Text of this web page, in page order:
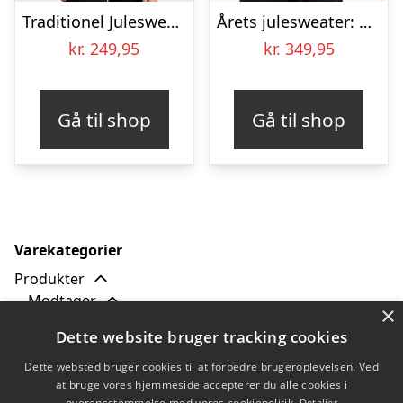
Traditionel Julesweater Grøn – dame / kvinder
kr. 249,95
Gå til shop
Årets julesweater: Sexy And I Glow It Blå – dame / kvinder. Ugly Christmas Sweater lavet i Danmark
kr. 349,95
Gå til shop
Varekategorier
Produkter
Modtager
Dame
Herre
Hund
×
Dette website bruger tracking cookies
Dette websted bruger cookies til at forbedre brugeroplevelsen. Ved
at bruge vores hjemmeside accepterer du alle cookies i